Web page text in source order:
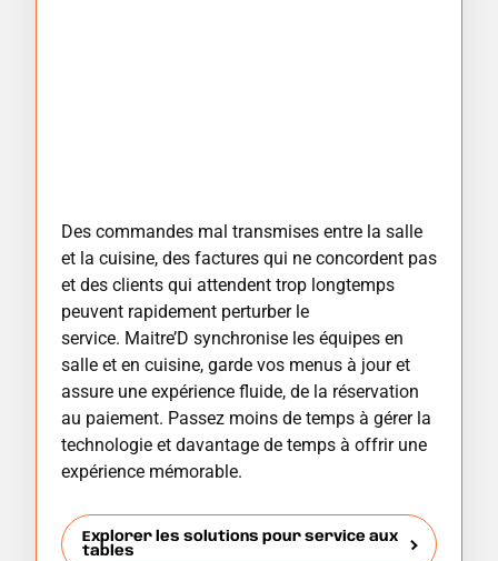
Des commandes mal transmises entre la salle
et la cuisine, des factures qui ne concordent pas
et des clients qui attendent trop longtemps
peuvent rapidement perturber le
service. Maitre’D synchronise les équipes en
salle et en cuisine, garde vos menus à jour et
assure une expérience fluide, de la réservation
au paiement. Passez moins de temps à gérer la
technologie et davantage de temps à offrir une
expérience mémorable.
Explorer les solutions pour service aux
tables